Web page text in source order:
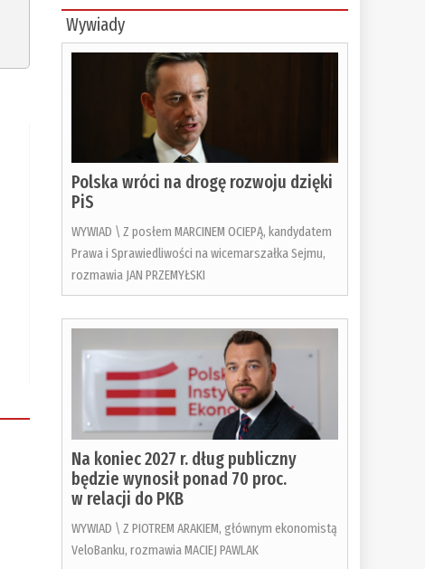
Wywiady
Polska wróci na drogę rozwoju dzięki
PiS
WYWIAD \ Z posłem MARCINEM OCIEPĄ, kandydatem
Prawa i Sprawiedliwości na wicemarszałka Sejmu,
rozmawia JAN PRZEMYŁSKI
Na koniec 2027 r. dług publiczny
będzie wynosił ponad 70 proc.
w relacji do PKB
WYWIAD \ Z PIOTREM ARAKIEM, głównym ekonomistą
VeloBanku, rozmawia MACIEJ PAWLAK